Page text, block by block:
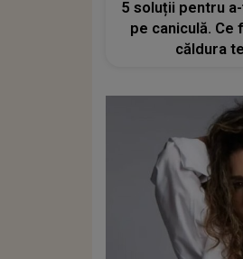
5 soluții pentru
pe caniculă. Ce
căldura